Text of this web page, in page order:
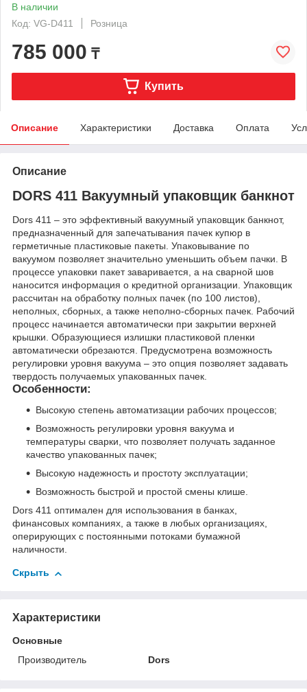
В наличии
Код: VG-D411
Розница
785 000 ₸
Купить
Описание Характеристики Доставка Оплата
Описание
DORS 411 Вакуумный упаковщик банкнот
Dors 411 – это эффективный вакуумный упаковщик банкнот,
предназначенный для запечатывания пачек купюр в
герметичные пластиковые пакеты. Упаковывание по
вакуумом позволяет значительно уменьшить объем пачки. В
процессе упаковки пакет заваривается, а на сварной шов
наносится информация о кредитной организации. Упаковщик
рассчитан на обработку полных пачек (по 100 листов),
неполных, сборных, а также неполно-сборных пачек. Рабочий
процесс начинается автоматически при закрытии верхней
крышки. Образующиеся излишки пластиковой пленки
автоматически обрезаются. Предусмотрена возможность
регулировки уровня вакуума – это опция позволяет задавать
твердость получаемых упакованных пачек.
Особенности:
Высокую степень автоматизации рабочих процессов;
Возможность регулировки уровня вакуума и
температуры сварки, что позволяет получать заданное
качество упакованных пачек;
Высокую надежность и простоту эксплуатации;
Возможность быстрой и простой смены клише.
Dors 411 оптимален для использования в банках,
финансовых компаниях, а также в любых организациях,
оперирующих с постоянными потоками бумажной
наличности.
Скрыть
Характеристики
Основные
Производитель
Dors